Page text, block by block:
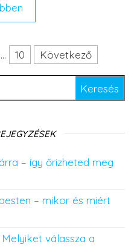
… 10 Következő
– így őrizheted meg
– mikor és miért
válassza a